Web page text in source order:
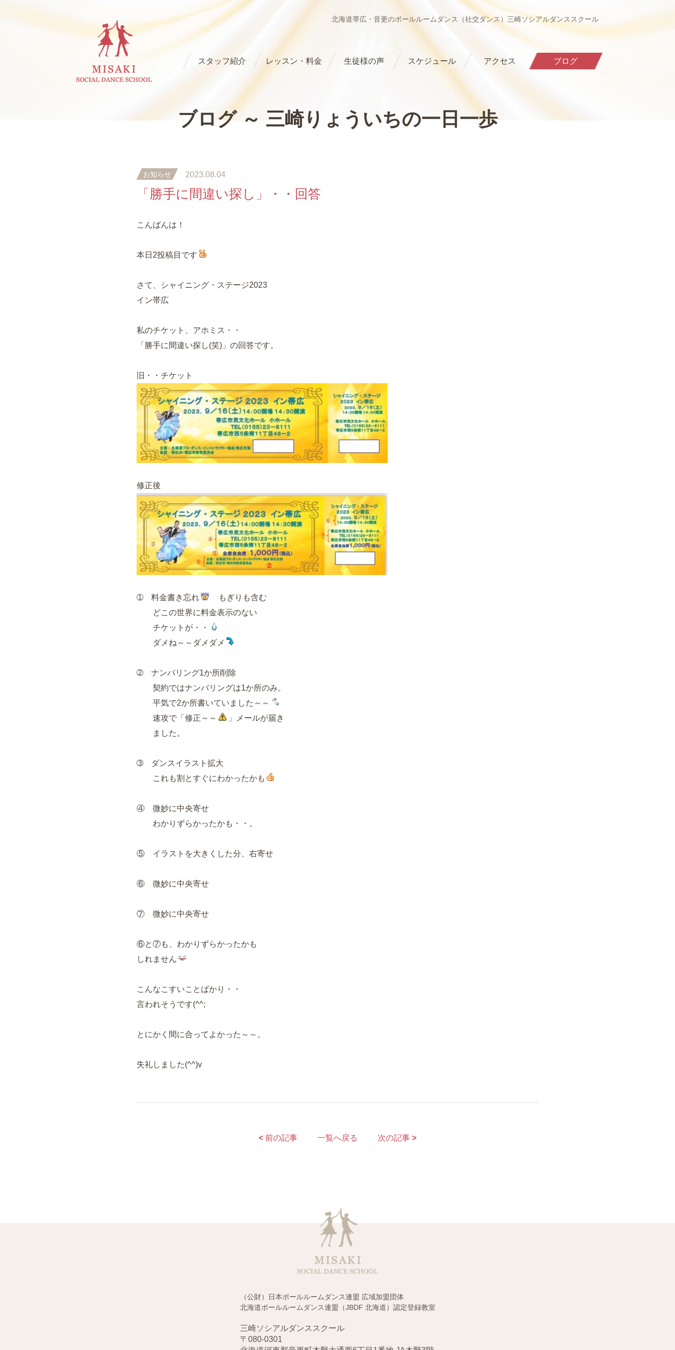
北海道帯広・音更のボールルームダンス（社交ダンス）三崎ソシアルダンススクール
スタッフ紹介 レッスン・料金 生徒様の声 スケジュール アクセス ブログ
ブログ ～ 三崎りょういちの一日一歩
お知らせ 2023.08.04
「勝手に間違い探し」・・回答
こんばんは！
本日2投稿目です
さて、シャイニング・ステージ2023
イン帯広
私のチケット、アホミス・・
「勝手に間違い探し(笑)」の回答です。
旧・・チケット
修正後
➀ 料金書き忘れ
もぎりも含む
どこの世界に料金表示のない
チケットが・・
ダメね～～ダメダメ
➁ ナンバリング1か所削除
契約ではナンバリングは1か所のみ。
平気で2か所書いていました～～
速攻で「修正～～
」メールが届き
ました。
➂ ダンスイラスト拡大
これも割とすぐにわかったかも
④ 微妙に中央寄せ
わかりずらかったかも・・。
⑤ イラストを大きくした分、右寄せ
⑥ 微妙に中央寄せ
⑦ 微妙に中央寄せ
⑥と⑦も、わかりずらかったかも
しれません
こんなこすいことばかり・・
言われそうです(^^;
とにかく間に合ってよかった～～。
失礼しました(^^)v
< 前の記事 一覧へ戻る 次の記事 >
（公財）日本ボールルームダンス連盟 広域加盟団体
北海道ボールルームダンス連盟（JBDF 北海道）認定登録教室
三崎ソシアルダンススクール
〒080-0301